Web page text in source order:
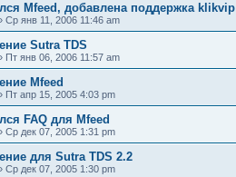
Mfeed, добавлена поддержка klikvip
Ср янв 11, 2006 11:46 am
Sutra TDS
Пт янв 06, 2006 11:57 am
Mfeed
Пт апр 15, 2005 4:03 pm
FAQ для Mfeed
Ср дек 07, 2005 1:31 pm
для Sutra TDS 2.2
Ср дек 07, 2005 1:30 pm